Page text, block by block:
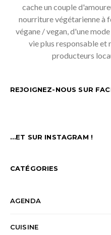
cache un couple
nourriture végétarienne à
végane / vegan, d'une
vie plus responsable et
producteurs
REJOIGNEZ-NOUS SUR
…ET SUR INSTAGRAM !
CATÉGORIES
AGENDA
CUISINE